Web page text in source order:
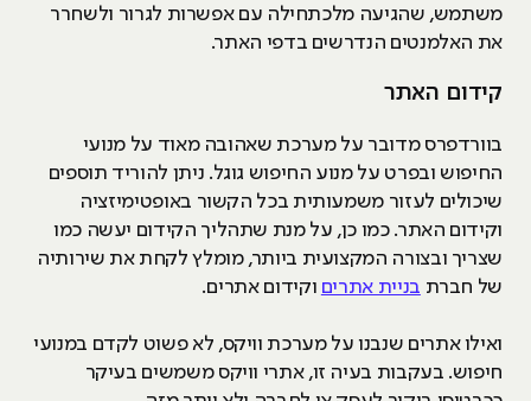
משתמש, שהגיעה מלכתחילה עם אפשרות לגרור ולשחרר
את האלמנטים הנדרשים בדפי האתר.
קידום האתר
בוורדפרס מדובר על מערכת שאהובה מאוד על מנועי
החיפוש ובפרט על מנוע החיפוש גוגל. ניתן להוריד תוספים
שיכולים לעזור משמעותית בכל הקשור באופטימיזציה
וקידום האתר. כמו כן, על מנת שתהליך הקידום יעשה כמו
שצריך ובצורה המקצועית ביותר, מומלץ לקחת את שירותיה
של חברת בניית אתרים וקידום אתרים.
ואילו אתרים שנבנו על מערכת וויקס, לא פשוט לקדם במנועי
חיפוש. בעקבות בעיה זו, אתרי וויקס משמשים בעיקר